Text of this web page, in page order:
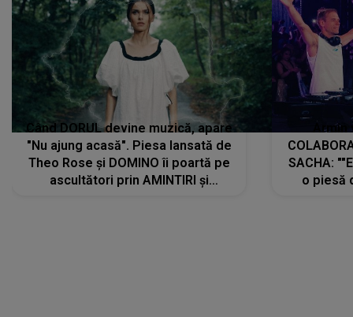
Când DORUL devine muzică, apare
"Nu ajung acasă". Piesa lansată de
Theo Rose și DOMINO îi poartă pe
ascultători prin AMINTIRI și
SACHA:
o piesă